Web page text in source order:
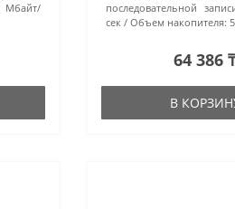
Мбайт/
последовательной
сек
Объем накопителя:
64 386
В